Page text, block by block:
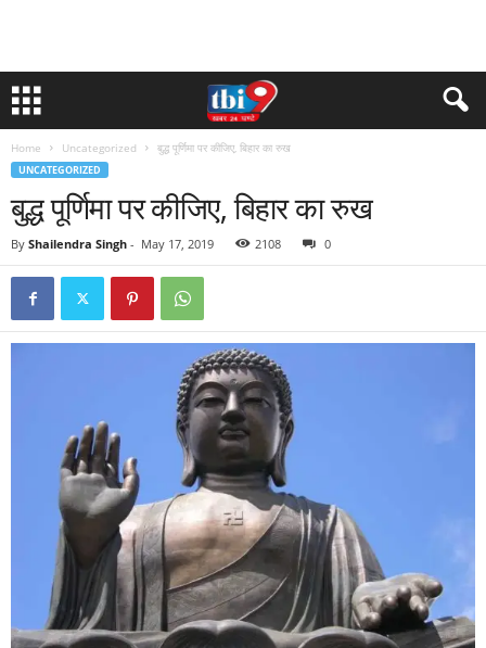
Home Uncategorized बुद्ध पूर्णिमा पर कीजिए, बिहार का रुख
UNCATEGORIZED
बुद्ध पूर्णिमा पर कीजिए, बिहार का रुख
By Shailendra Singh - May 17, 2019 2108 0